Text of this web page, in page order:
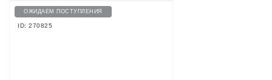
ОЖИДАЕМ ПОСТУПЛЕНИЯ
ID: 270825